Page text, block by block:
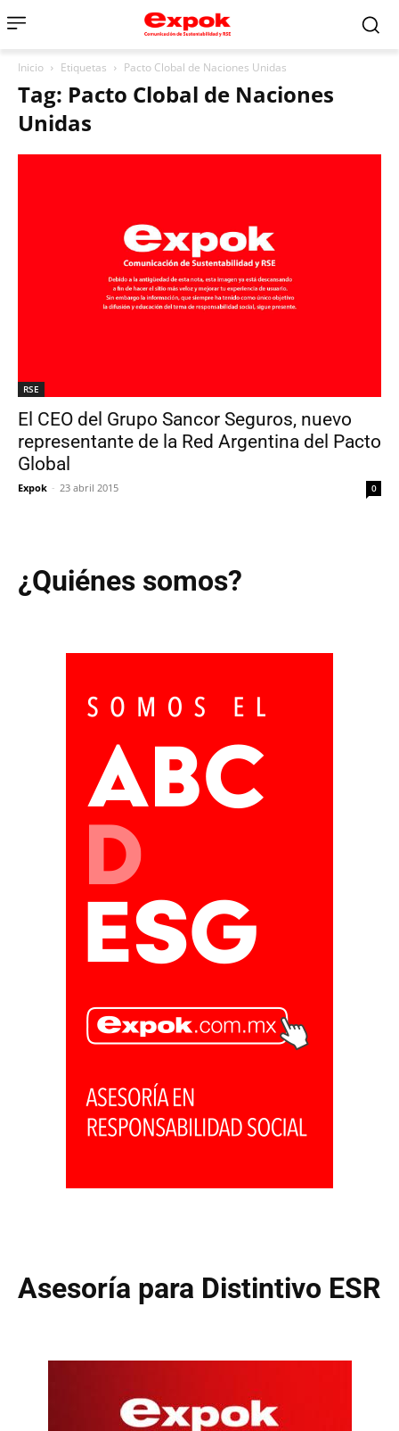
Inicio Etiquetas Pacto Clobal de Naciones Unidas
Tag: Pacto Clobal de Naciones
Unidas
RSE
El CEO del Grupo Sancor Seguros, nuevo
representante de la Red Argentina del Pacto
Global
Expok - 23 abril 2015 0
¿Quiénes somos?
Asesoría para Distintivo ESR